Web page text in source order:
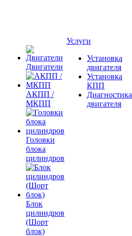
Двигатели
АКПП /
МКПП
Головки
блока
цилиндров
Блок
цилиндров
(Шорт
блок)
Услуги
Установка
двигателя
Установка
КПП
Диагностика
двигателя